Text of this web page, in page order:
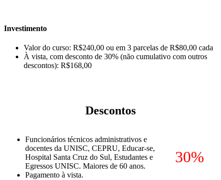
Investimento
Valor do curso: R$240,00 ou em 3 parcelas de R$80,00 cada
À vista, com desconto de 30% (não cumulativo com outros
descontos): R$168,00
Descontos
Funcionários técnicos administrativos e
docentes da UNISC, CEPRU, Educar-se,
Hospital Santa Cruz do Sul, Estudantes e
Egressos UNISC. Maiores de 60 anos.
Pagamento à vista.
30%